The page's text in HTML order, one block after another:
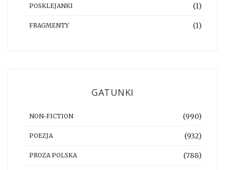
POSKLEJANKI (1)
FRAGMENTY (1)
GATUNKI
NON-FICTION (990)
POEZJA (932)
PROZA POLSKA (788)